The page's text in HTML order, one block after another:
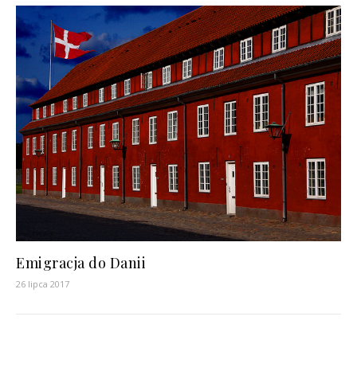
Emigracja do Danii
26 lipca 2017